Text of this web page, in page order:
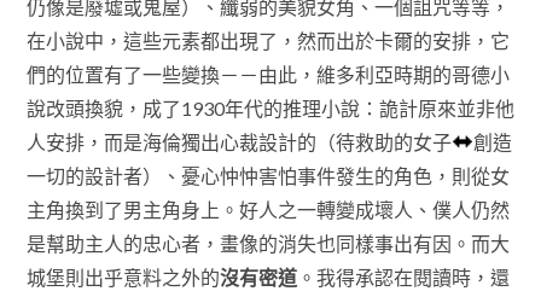
仍像是廢墟或鬼屋）、纖弱的美貌女角、一個詛咒等等，
在小說中，這些元素都出現了，然而出於卡爾的安排，它
們的位置有了一些變換－－由此，維多利亞時期的哥德小
說改頭換貌，成了1930年代的推理小說：詭計原來並非他
人安排，而是海倫獨出心裁設計的（待救助的女子
創造
一切的設計者）、憂心忡忡害怕事件發生的角色，則從女
主角換到了男主角身上。好人之一轉變成壞人、僕人仍然
是幫助主人的忠心者，畫像的消失也同樣事出有因。而大
城堡則出乎意料之外的沒有密道。我得承認在閱讀時，還